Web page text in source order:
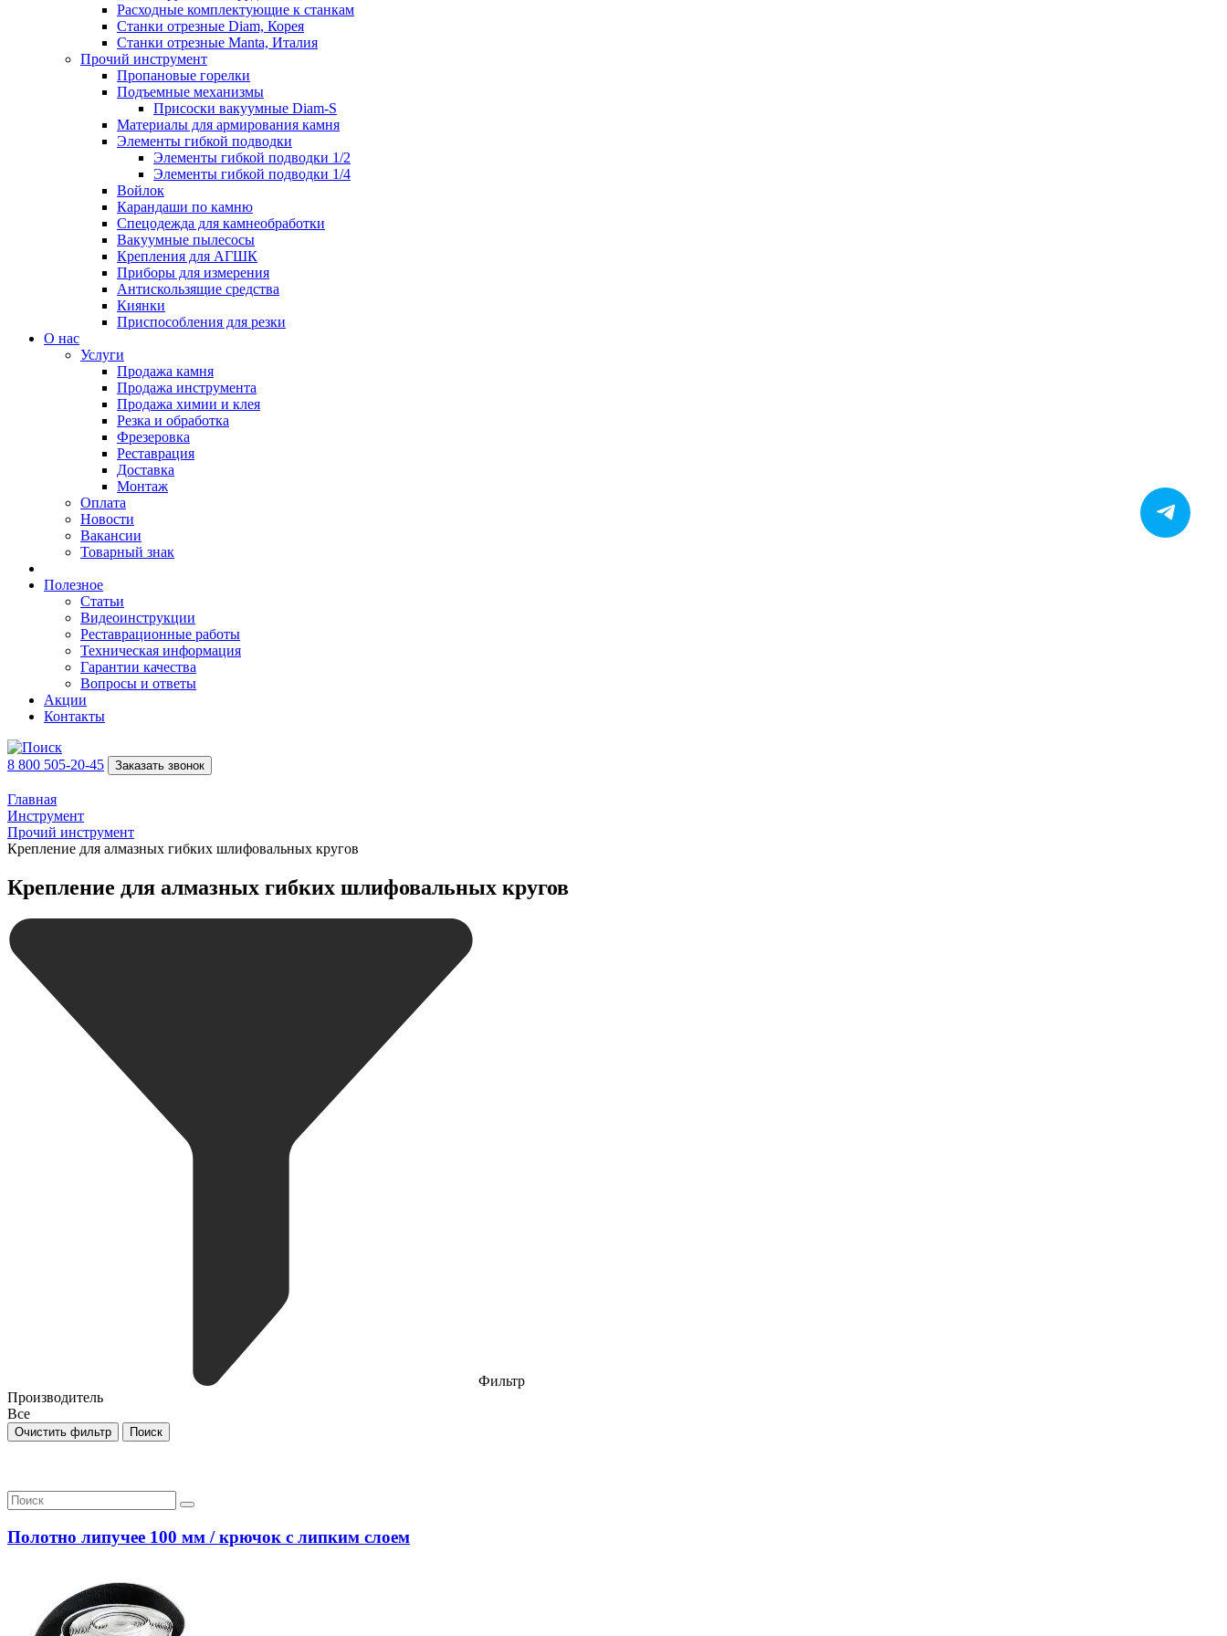
Расходные комплектующие к станкам
Станки отрезные Diam, Корея
Станки отрезные Manta, Италия
Прочий инструмент
Пропановые горелки
Подъeмные механизмы
Присоски вакуумные Diam-S
Материалы для армирования камня
Элементы гибкой подводки
Элементы гибкой подводки 1/2
Элементы гибкой подводки 1/4
Войлок
Карандаши по камню
Спецодежда для камнеобработки
Вакуумные пылесосы
Крепления для АГШК
Приборы для измерения
Антискользящие средства
Киянки
Приспособления для резки
О нас
Услуги
Продажа камня
Продажа инструмента
Продажа химии и клея
Резка и обработка
Фрезеровка
Реставрация
Доставка
Монтаж
Оплата
Новости
Вакансии
Товарный знак
Полезное
Статьи
Видеоинструкции
Реставрационные работы
Техническая информация
Гарантии качества
Вопросы и ответы
Акции
Контакты
8 800 505-20-45 Заказать звонок
Главная
Инструмент
Прочий инструмент
Крепление для алмазных гибких шлифовальных кругов
Крепление для алмазных гибких шлифовальных кругов
Фильтр
Производитель
Все
Полотно липучее 100 мм / крючок с липким слоем